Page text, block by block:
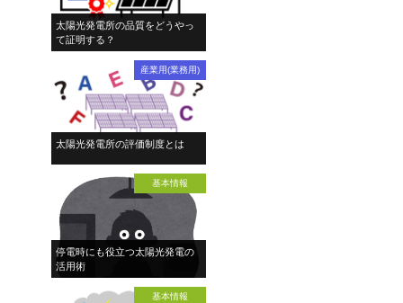
太陽光発電所の品質をどうやっ
て証明する？
産業用(業務用)
太陽光発電所の評価制度とは
基本情報
停電時にも役立つ太陽光発電の
活用術
基本情報